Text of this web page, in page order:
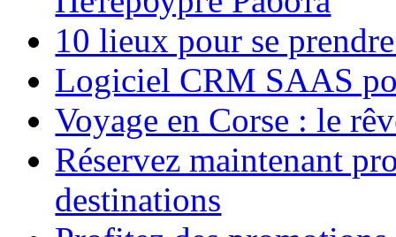
10 lieux pour se
Logiciel CRM SAAS
Voyage en Corse : le
Réservez maintenant
destinations